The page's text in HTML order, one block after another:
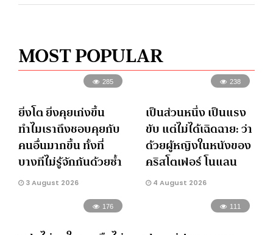
MOST POPULAR
285
ยิ่งโต ยิ่งคุยเก่งขึ้น
ทำไมเราถึงชอบคุยกับ
คนอื่นมากขึ้น ทั้งที่
บางทีไม่รู้จักกันด้วยซ้ำ
3 August 2026
238
เป็นส่วนหนึ่ง เป็นแรง
ขับ แต่ไม่ได้เฉิดฉาย: ว่า
ด้วยผู้หญิงในหนังของ
คริสโตเฟอร์ โนแลน
4 August 2026
176 111